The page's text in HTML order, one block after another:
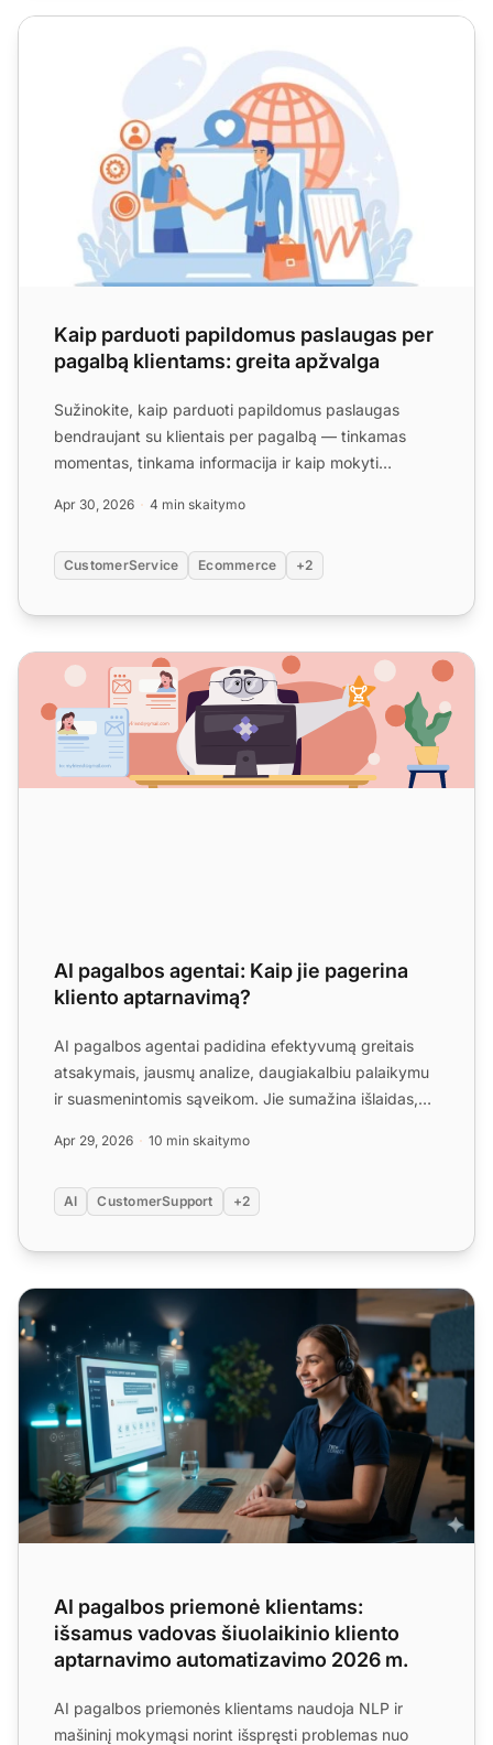
Kaip parduoti papildomus paslaugas per pagalbą
Kaip parduoti papildomus paslaugas per
pagalbą klientams: greita apžvalga
Sužinokite, kaip parduoti papildomus paslaugas
bendraujant su klientais per pagalbą — tinkamas
momentas, tinkama informacija ir kaip mokyti
Apr 30, 2026 4 min skaitymo
CustomerService Ecommerce +2
AI pagalbos agentai: Kaip jie pagerina kliento
AI pagalbos agentai: Kaip jie pagerina
kliento aptarnavimą?
AI pagalbos agentai padidina efektyvumą greitais
atsakymais, jausmų analize, daugiakalbiu palaikymu
ir suasmenintomis sąveikom. Jie sumažina išlaidas,
Apr 29, 2026 10 min skaitymo
AI CustomerSupport +2
AI pagalbos priemonė klientams: išsamus vadovas
AI pagalbos priemonė klientams:
išsamus vadovas šiuolaikinio kliento
aptarnavimo automatizavimo 2026 m.
AI pagalbos priemonės klientams naudoja NLP ir
mašininį mokymąsi norint išspręsti problemas nuo